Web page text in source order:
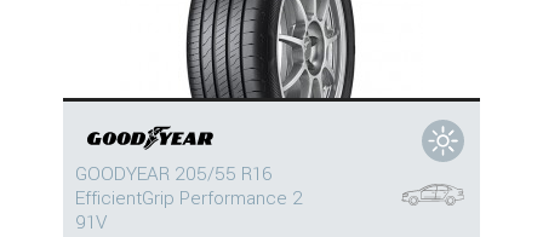
GOODYEAR 205/55 R16
EfficientGrip Performance 2
91V